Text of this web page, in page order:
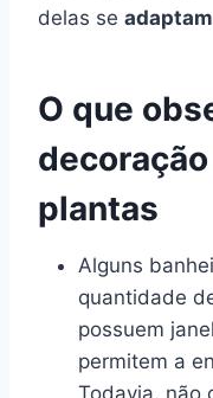
delas se adaptam
O que
plantas
Alguns
quantidade
possuem
permitem a